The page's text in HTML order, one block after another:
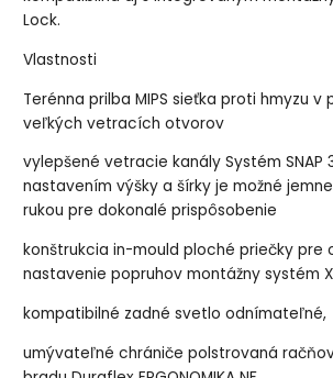
Lock.
Vlastnosti
Terénna prilba MIPS sieťka proti hmyzu v
veľkých vetracích otvorov
vylepšené vetracie kanály Systém SNAP
nastavením výšky a šírky je možné
rukou pre dokonalé prispôsobenie
konštrukcia in-mould ploché priečky pre
nastavenie popruhov montážny systém
kompatibilné zadné svetlo odnímateľné,
umývateľné chrániče polstrovaná